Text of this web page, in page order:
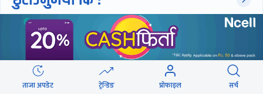
संसद्लाई टेर्दैनन् प्रधानमन्त्री, लाचार
छन् सभामुख
ताजा अपडेट ट्रेन्डिङ प्रोफाइल सर्च